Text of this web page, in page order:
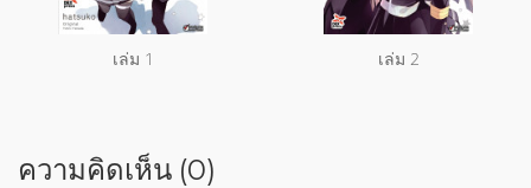
เล่ม 1 เล่ม 2
ความคิดเห็น (0)